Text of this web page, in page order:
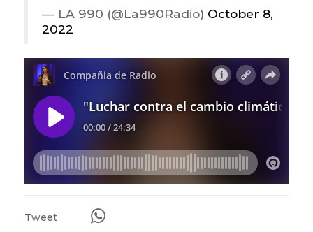
— LA 990 (@La990Radio) October 8,
2022
Tweet